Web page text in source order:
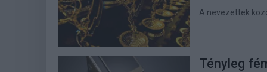
A nevezettek
Tényleg